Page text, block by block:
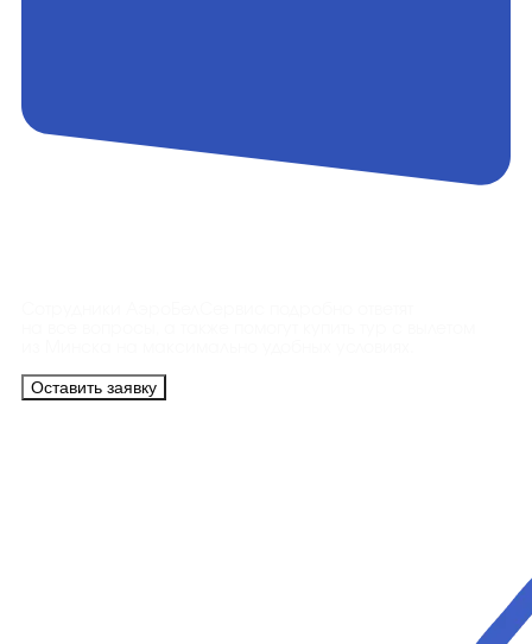
Оставить заявку